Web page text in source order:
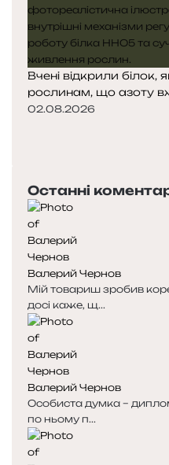
Вчені відкрили білок,
рослинам, що азоту
02.08.2026
р
е
д
н
я
с
т
о
р
і
н
к
а
т
у
п
н
а
с
т
о
р
і
н
к
а
Останні
Валерий Чернов
Мій товариш зробив
досі каже, щ...
Валерий Чернов
Особиста думка –
по ньому п...